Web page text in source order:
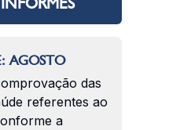
AGOSTO
das
referentes ao
a